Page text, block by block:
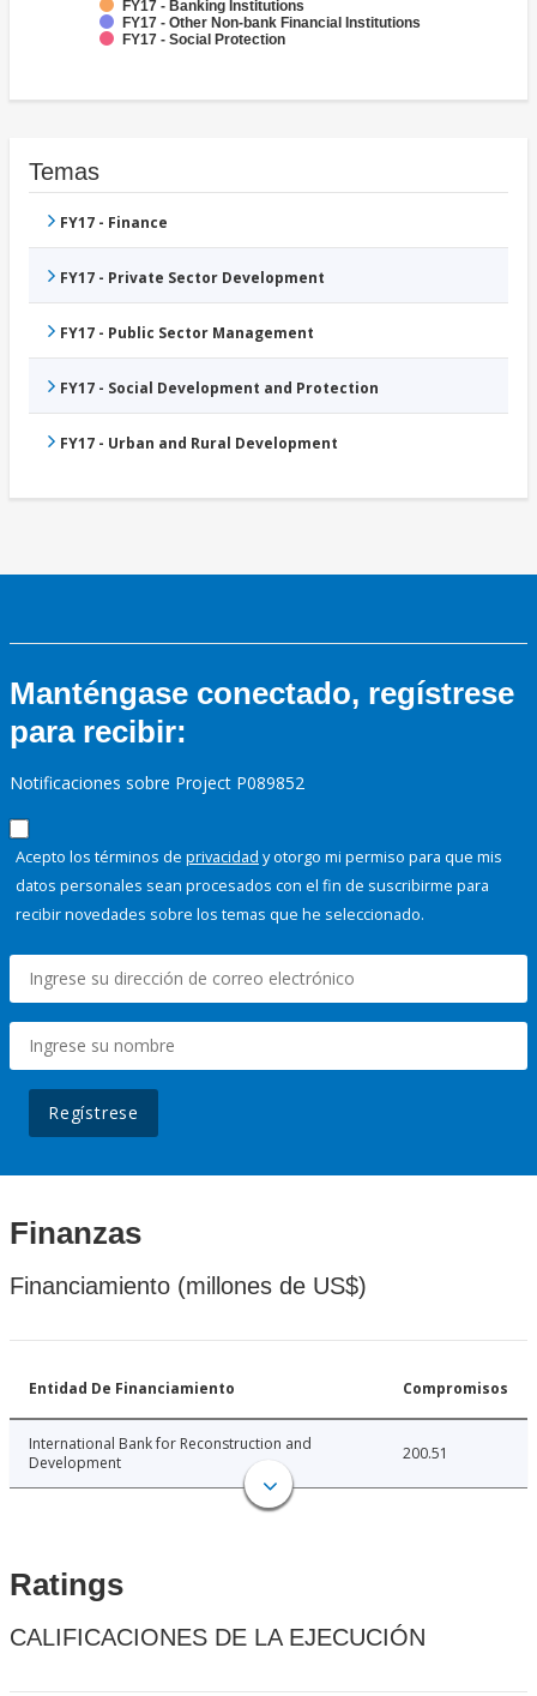
FY17 - Banking Institutions
FY17 - Other Non-bank Financial Institutions
FY17 - Social Protection
Temas
FY17 - Finance
FY17 - Private Sector Development
FY17 - Public Sector Management
FY17 - Social Development and Protection
FY17 - Urban and Rural Development
Manténgase conectado, regístrese
para recibir:
Notificaciones sobre Project P089852
Acepto los términos de privacidad y otorgo mi permiso para que mis
datos personales sean procesados con el fin de suscribirme para
recibir novedades sobre los temas que he seleccionado.
Regístrese
Finanzas
Financiamiento (millones de US$)
Entidad De Financiamiento Compromisos
International Bank for Reconstruction and
Development
200.51
Ratings
CALIFICACIONES DE LA EJECUCIÓN